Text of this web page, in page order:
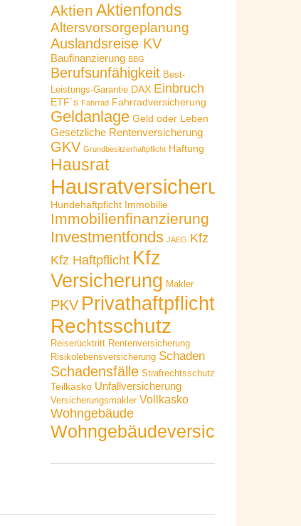
Aktien Aktienfonds
Altersvorsorgeplanung
Auslandsreise KV
Baufinanzierung BBG
Berufsunfähigkeit Best-
Leistungs-Garantie DAX Einbruch
ETF´s Fahrrad Fahrradversicherung
Geldanlage Geld oder Leben
Gesetzliche Rentenversicherung
GKV Grundbesitzerhaftpflicht Haftung
Hausrat
Hausratversicherung
Hundehaftpficht Immobilie
Immobilienfinanzierung
Investmentfonds JAEG Kfz
Kfz Haftpflicht Kfz
Versicherung Makler
PKV Privathaftpflicht
Rechtsschutz
Reiserücktritt Rentenversicherung
Risikolebensversicherung Schaden
Schadensfälle Strafrechtsschutz
Teilkasko Unfallversicherung
Versicherungsmakler Vollkasko
Wohngebäude
Wohngebäudeversicherung